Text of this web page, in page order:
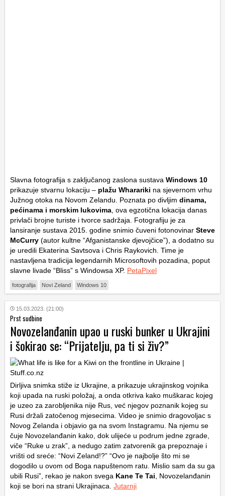
Slavna fotografija s zaključanog zaslona sustava Windows 10
prikazuje stvarnu lokaciju – plažu Wharariki na sjevernom vrhu
Južnog otoka na Novom Zelandu. Poznata po divljim dinama,
pećinama i morskim lukovima , ova egzotična lokacija danas
privlači brojne turiste i tvorce sadržaja. Fotografiju je za
lansiranje sustava 2015. godine snimio čuveni fotonovinar Steve
McCurry (autor kultne “Afganistanske djevojčice”), a dodatno su
je uredili Ekaterina Savtsova i Chris Raykovich. Time je
nastavljena tradicija legendarnih Microsoftovih pozadina, poput
slavne livade “Bliss” s Windowsa XP. PetaPixel
fotografija Novi Zeland Windows 10
15.03.2023. (21:00)
Prst sudbine
Novozelanđanin upao u ruski bunker u Ukrajini
i šokirao se: “Prijatelju, pa ti si živ?”
Dirljiva snimka stiže iz Ukrajine, a prikazuje ukrajinskog vojnika
koji upada na ruski položaj, a onda otkriva kako muškarac kojeg
je uzeo za zarobljenika nije Rus, već njegov poznanik kojeg su
Rusi držali zatočenog mjesecima. Video je snimio dragovoljac s
Novog Zelanda i objavio ga na svom Instagramu. Na njemu se
čuje Novozelanđanin kako, dok ulijeće u podrum jedne zgrade,
viče “Ruke u zrak”, a nedugo zatim zatvorenik ga prepoznaje i
vrišti od sreće: “Novi Zeland!?” “Ovo je najbolje što mi se
dogodilo u ovom od Boga napuštenom ratu. Mislio sam da su ga
ubili Rusi”, rekao je nakon svega Kane Te Tai , Novozelanđanin
koji se bori na strani Ukrajinaca. Jutarnji